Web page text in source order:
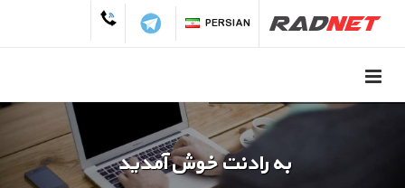
PERSIAN
به رادنت خوش آمدید